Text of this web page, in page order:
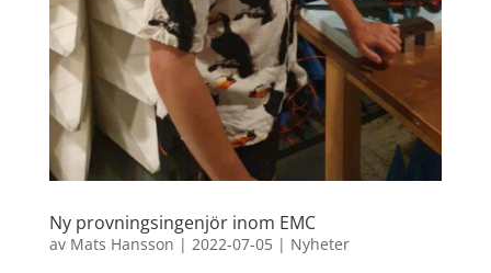
Ny provningsingenjör inom EMC
av Mats Hansson | 2022-07-05| Nyheter